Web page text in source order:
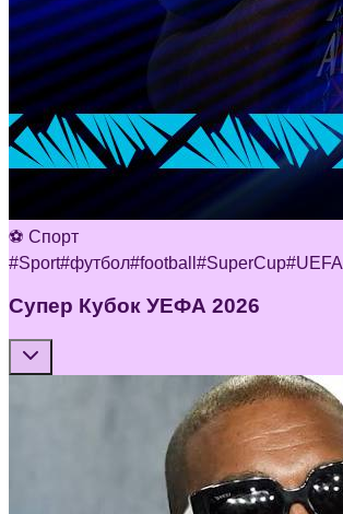
⚽ Спорт
#Sport#футбол#football #SuperCup#UEFA
Супер Кубок УЕФА 2026